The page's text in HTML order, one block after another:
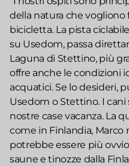
della natura che vogliono
bicicletta. La pista
su Usedom, passa
Laguna di Stettino, più
offre anche le condizioni
acquatici. Se lo desideri,
Usedom o Stettino. I
nostre case vacanza. La
come in Finlandia, Marco
potrebbe essere più
saune e tinozze dalla